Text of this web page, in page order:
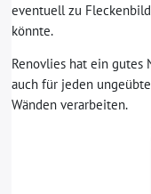
eventuell zu
könnte.
Renovlies hat ein gutes
auch für jeden
Wänden verarbeiten.